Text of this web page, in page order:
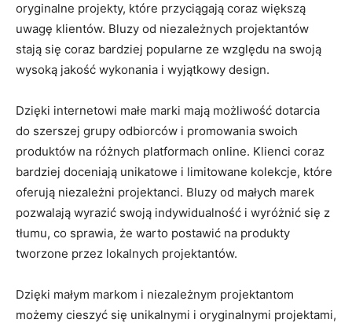
oryginalne projekty, które przyciągają⁣ coraz większą
uwagę klientów. Bluzy od ‌niezależnych projektantów
stają się coraz bardziej popularne ze względu na ⁢swoją‍
wysoką jakość wykonania ​i⁤ wyjątkowy design.
Dzięki internetowi małe ‍marki mają możliwość dotarcia
do szerszej grupy odbiorców i promowania swoich
produktów na ⁣różnych platformach online. Klienci coraz
bardziej doceniają unikatowe ‍i limitowane‍ kolekcje, które
oferują niezależni projektanci. Bluzy od małych marek
pozwalają wyrazić swoją indywidualność i wyróżnić się z
tłumu, co sprawia, ⁢że warto postawić na produkty
tworzone przez lokalnych projektantów.
Dzięki małym markom i ​niezależnym projektantom
możemy cieszyć się unikalnymi i oryginalnymi projektami,